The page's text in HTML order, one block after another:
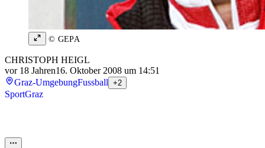
© GEPA
CHRISTOPH HEIGL
vor 18 Jahren16. Oktober 2008 um 14:51
Graz-UmgebungFussball +2
SportGraz